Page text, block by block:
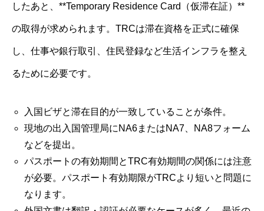
したあと、**Temporary Residence Card（仮滞在証）**
の取得が求められます。TRCは滞在資格を正式に確保
し、仕事や銀行取引、住民登録など生活インフラを整え
るために必要です。
入国ビザと滞在目的が一致していることが条件。
現地の出入国管理局にNA6またはNA7、NA8フォーム
などを提出。
パスポートの有効期間とTRC有効期間の関係には注意
が必要。パスポート有効期限がTRCより短いと問題に
なります。